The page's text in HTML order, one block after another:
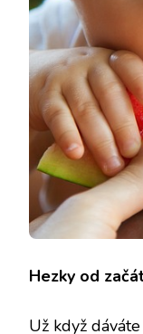
Hezky od
Už když